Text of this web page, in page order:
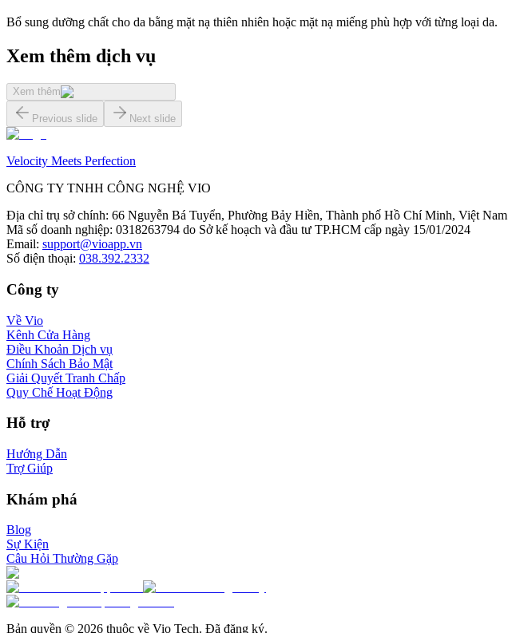
Bổ sung dưỡng chất cho da bằng mặt nạ thiên nhiên hoặc mặt nạ miếng phù hợp với từng loại da.
Xem thêm dịch vụ
Xem thêm
Previous slide Next slide
Velocity Meets Perfection
CÔNG TY TNHH CÔNG NGHỆ VIO
Địa chỉ trụ sở chính: 66 Nguyễn Bá Tuyển, Phường Bảy Hiền, Thành phố Hồ Chí Minh, Việt Nam
Mã số doanh nghiệp: 0318263794 do Sở kế hoạch và đầu tư TP.HCM cấp ngày 15/01/2024
Email: support@vioapp.vn
Số điện thoại: 038.392.2332
Công ty
Về Vio
Kênh Cửa Hàng
Điều Khoản Dịch vụ
Chính Sách Bảo Mật
Giải Quyết Tranh Chấp
Quy Chế Hoạt Động
Hỗ trợ
Hướng Dẫn
Trợ Giúp
Khám phá
Blog
Sự Kiện
Câu Hỏi Thường Gặp
Bản quyền © 2026 thuộc về Vio Tech. Đã đăng ký.